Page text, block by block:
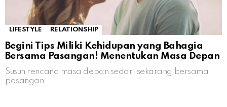
LIFESTYLE RELATIONSHIP
Begini Tips Miliki Kehidupan yang Bahagia
Bersama Pasangan! Menentukan Masa Depan
Susun rencana masa depan sedari sekarang bersama
pasangan